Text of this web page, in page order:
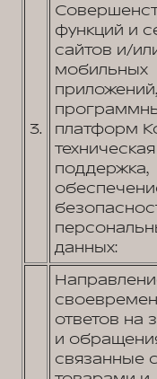
3.
функций и
сайтов и/
мобильных
платформ
техническая
поддержка,
данных:
ответов на
и
связанные с